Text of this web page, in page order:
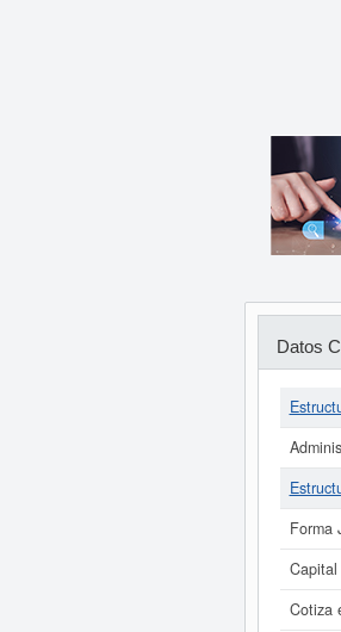
Datos
Forma
Capital
Cotiza